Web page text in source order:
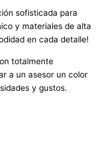
sofisticada para
y materiales de alta
en cada detalle!
totalmente
a un asesor un color
y gustos.